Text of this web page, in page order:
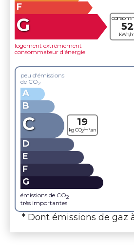
kWh/
F
G
logement extrêmement
consommateur d'énergie
19
kg CO2/m².an
peu d'émissions
de CO2
A
B
C
D
E
F
G
émissions de CO2
très importantes
* Dont émissions de gaz